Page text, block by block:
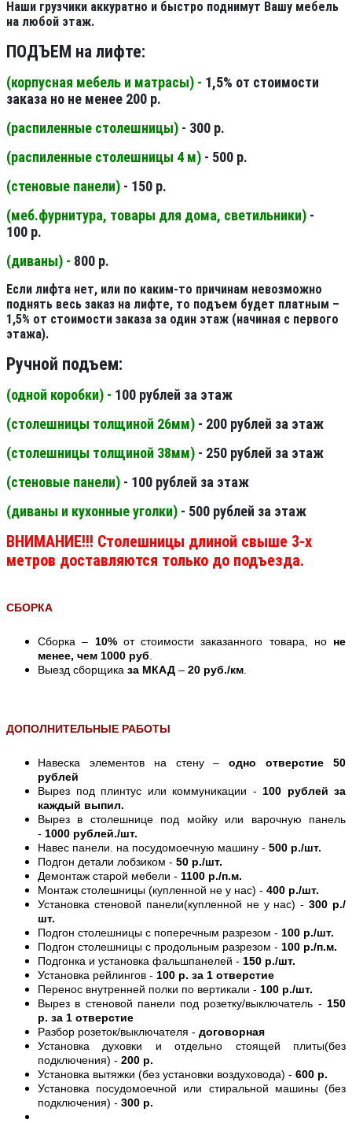
Наши грузчики аккуратно и быстро поднимут Вашу мебель
на любой этаж.
ПОДЪЕМ на лифте:
(корпусная мебель и матрасы) - 1,5% от стоимости
заказа но не менее 200 р.
(распиленные столешницы) - 300 р.
(распиленные столешницы 4 м) - 500 р.
(стеновые панели) - 150 р.
(меб.фурнитура, товары для дома, светильники) -
100 р.
(диваны) - 800 р.
Если лифта нет, или по каким-то причинам невозможно
поднять весь заказ на лифте, то подъем будет платным –
1,5% от стоимости заказа за один этаж (начиная с первого
этажа).
Ручной подъем:
(одной коробки) - 100 рублей за этаж
(столешницы толщиной 26мм) - 200 рублей за этаж
(столешницы толщиной 38мм) - 250 рублей за этаж
(стеновые панели) - 100 рублей за этаж
(диваны и кухонные уголки) - 500 рублей за этаж
ВНИМАНИЕ!!! Столешницы длиной свыше 3-х
метров доставляются только до подъезда.
СБОРКА
Сборка – 10%от стоимости заказанного товара, но не
менее, чем 1000 руб
Выезд сборщика за МКАД – 20 руб./км
ДОПОЛНИТЕЛЬНЫЕ РАБОТЫ
Навеска элементов на стену –одно отверстие 50
рублей
Вырез под плинтус или коммуникации - 100 рублей за
каждый выпил.
Вырез в столешнице под мойку или варочную панель
- 1000 рублей./шт.
Навес панели. на посудомоечную машину - 500 р./шт.
Подгон детали лобзиком - 50 р./шт.
Демонтаж старой мебели - 1100 р./п.м.
Монтаж столешницы (купленной не у нас) - 400 р./шт.
Установка стеновой панели(купленной не у нас) -300 р./
шт.
Подгон столешницы с поперечным разрезом - 100 р./шт.
Подгон столешницы с продольным разрезом - 100 р./п.м.
Подгонка и установка фальшпанелей - 150 р./шт.
Установка рейлингов - 100 р. за 1 отверстие
Перенос внутренней полки по вертикали - 100 р./шт.
Вырез в стеновой панели под розетку/выключатель - 150
р. за 1 отверстие
Разбор розеток/выключателя - договорная
Установка духовки и отдельно стоящей плиты(без
подключения) - 200 р.
Установка вытяжки (без установки воздуховода) - 600 р.
Установка посудомоечной или стиральной машины (без
подключения) - 300 р.